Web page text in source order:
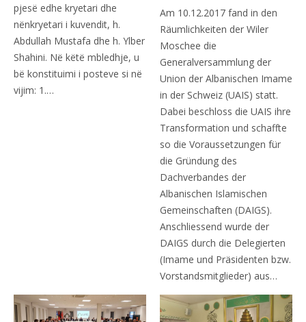
pjesë edhe kryetari dhe
nënkryetari i kuvendit, h.
Abdullah Mustafa dhe h. Ylber
Shahini. Në këtë mbledhje, u
bë konstituimi i posteve si në
vijim: 1.…
Am 10.12.2017 fand in den
Räumlichkeiten der Wiler
Moschee die
Generalversammlung der
Union der Albanischen Imame
in der Schweiz (UAIS) statt.
Dabei beschloss die UAIS ihre
Transformation und schaffte
so die Voraussetzungen für
die Gründung des
Dachverbandes der
Albanischen Islamischen
Gemeinschaften (DAIGS).
Anschliessend wurde der
DAIGS durch die Delegierten
(Imame und Präsidenten bzw.
Vorstandsmitglieder) aus…